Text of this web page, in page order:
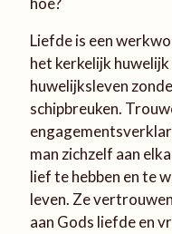
Liefde is een
het kerkelijk
huwelijksleven
schipbreuken.
man zichzelf aan
lief te hebben en te
leven. Ze
aan Gods liefde en